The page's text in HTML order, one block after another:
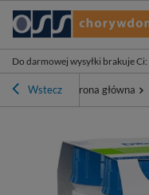
Do darmowej wysyłki brakuje Ci:
Wstecz Strona główna